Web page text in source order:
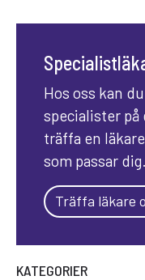
Hos oss kan
specialister på
träffa en
som passar dig.
Träffa läkare
KATEGORIER